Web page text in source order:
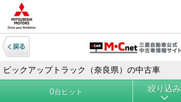
ピックアップトラック（奈良県）の中古車
0台ヒット 絞り込み